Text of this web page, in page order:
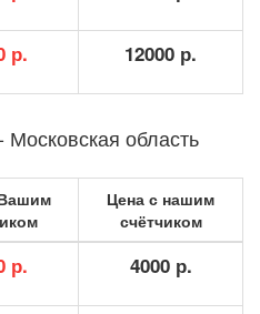
р. 12000 р.
область
Цена с нашим
счётчиком
р. 4000 р.